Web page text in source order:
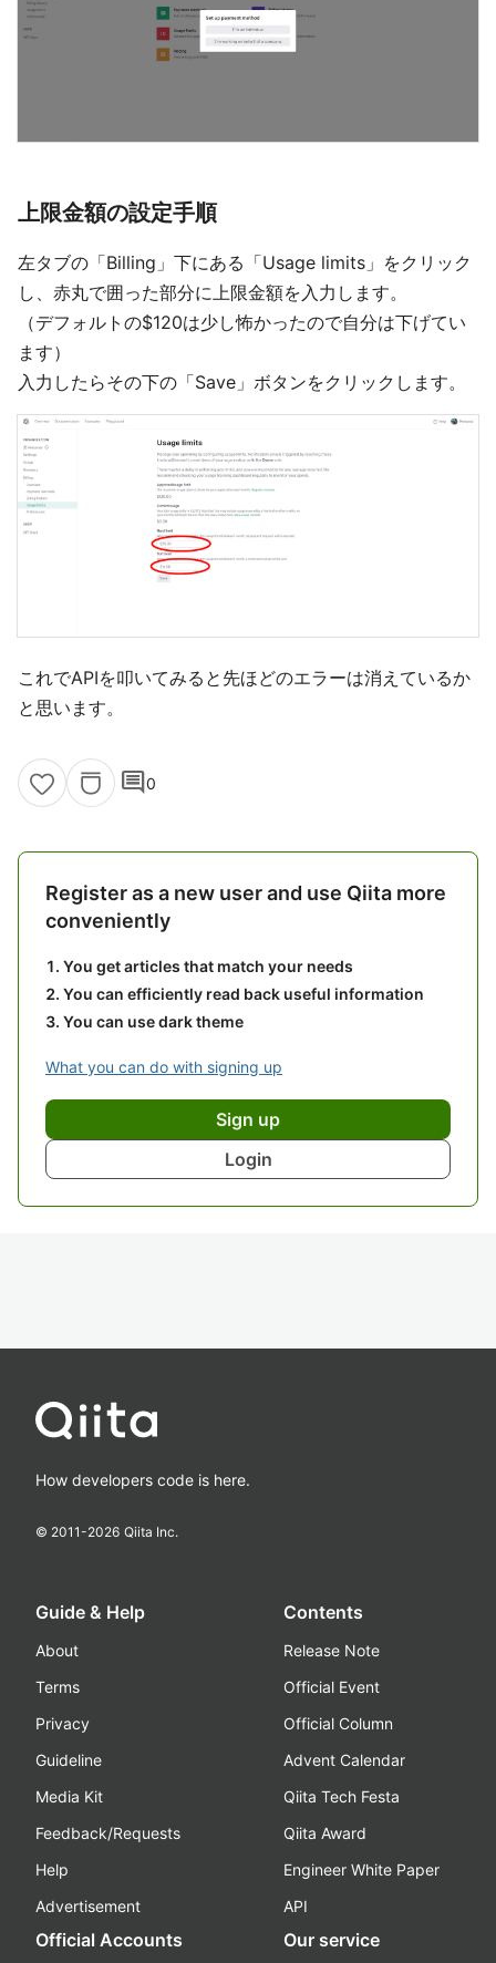
上限金額の設定手順
左タブの「Billing」下にある「Usage limits」をクリック
し、赤丸で囲った部分に上限金額を入力します。
（デフォルトの$120は少し怖かったので自分は下げてい
ます）
入力したらその下の「Save」ボタンをクリックします。
これでAPIを叩いてみると先ほどのエラーは消えているか
と思います。
comment0
Register as a new user and use Qiita more
conveniently
You get articles that match your needs
You can efficiently read back useful information
You can use dark theme
What you can do with signing up
Sign up
Login
How developers code is here.
© 2011-2026 Qiita Inc.
Guide & Help
About
Terms
Privacy
Guideline
Media Kit
Feedback/Requests
Help
Advertisement
Contents
Release Note
Official Event
Official Column
Advent Calendar
Qiita Tech Festa
Qiita Award
Engineer White Paper
API
Official Accounts Our service